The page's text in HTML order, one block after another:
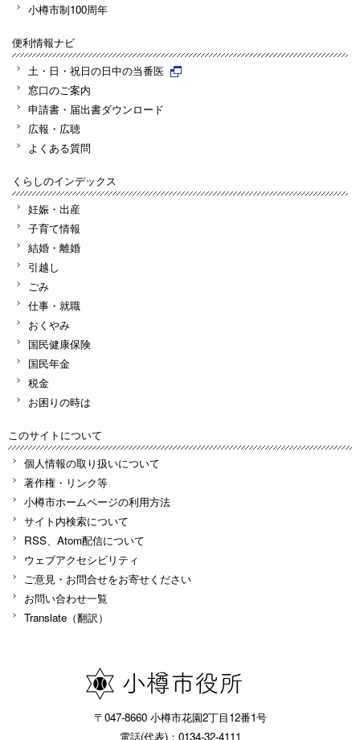
小樽市制100周年
便利情報ナビ
土・日・祝日の日中の当番医
窓口のご案内
申請書・届出書ダウンロード
広報・広聴
よくある質問
くらしのインデックス
妊娠・出産
子育て情報
結婚・離婚
引越し
ごみ
仕事・就職
おくやみ
国民健康保険
国民年金
税金
お困りの時は
このサイトについて
個人情報の取り扱いについて
著作権・リンク等
小樽市ホームページの利用方法
サイト内検索について
RSS、Atom配信について
ウェブアクセシビリティ
ご意見・お問合せをお寄せください
お問い合わせ一覧
Translate（翻訳）
〒047-8660 小樽市花園2丁目12番1号
電話(代表)：0134-32-4111